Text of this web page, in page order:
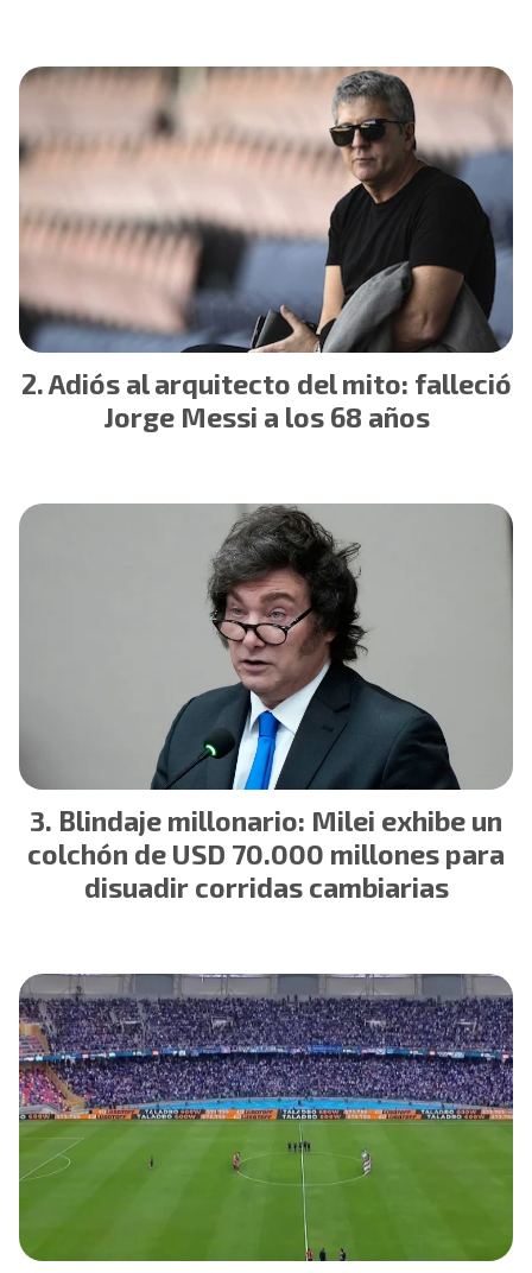
Adiós al arquitecto del mito: falleció
Jorge Messi a los 68 años
Blindaje millonario: Milei exhibe un
colchón de USD 70.000 millones para
disuadir corridas cambiarias